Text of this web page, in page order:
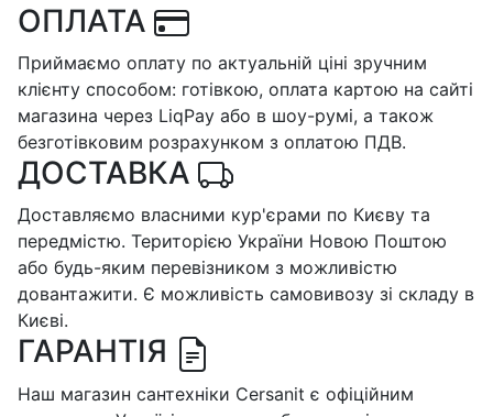
ОПЛАТА
Приймаємо оплату по актуальній ціні зручним
клієнту способом: готівкою, оплата картою на сайті
магазина через LiqPay або в шоу-румі, а також
безготівковим розрахунком з оплатою ПДВ.
ДОСТАВКА
Доставляємо власними кур'єрами по Києву та
передмістю. Територією України Новою Поштою
або будь-яким перевізником з можливістю
довантажити. Є можливість самовивозу зі складу в
Києві.
ГАРАНТІЯ
Наш магазин сантехніки Cersanit є офіційним